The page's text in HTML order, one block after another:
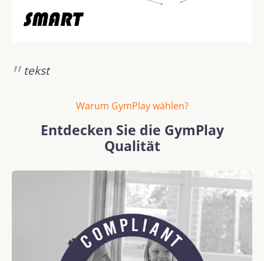
tekst
Warum GymPlay wählen?
Entdecken Sie die GymPlay
Qualität
Bildergalerie überspringen
REACH